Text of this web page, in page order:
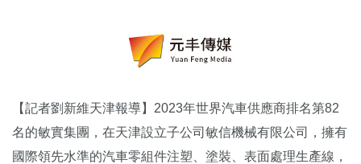
【記者劉新維天津報導】2023年世界汽車供應商排名第82
名的敏實集團，在天津設立子公司敏信機械有限公司，擁有
國際領先水準的汽車零組件注塑、塗裝、表面處理生產線，